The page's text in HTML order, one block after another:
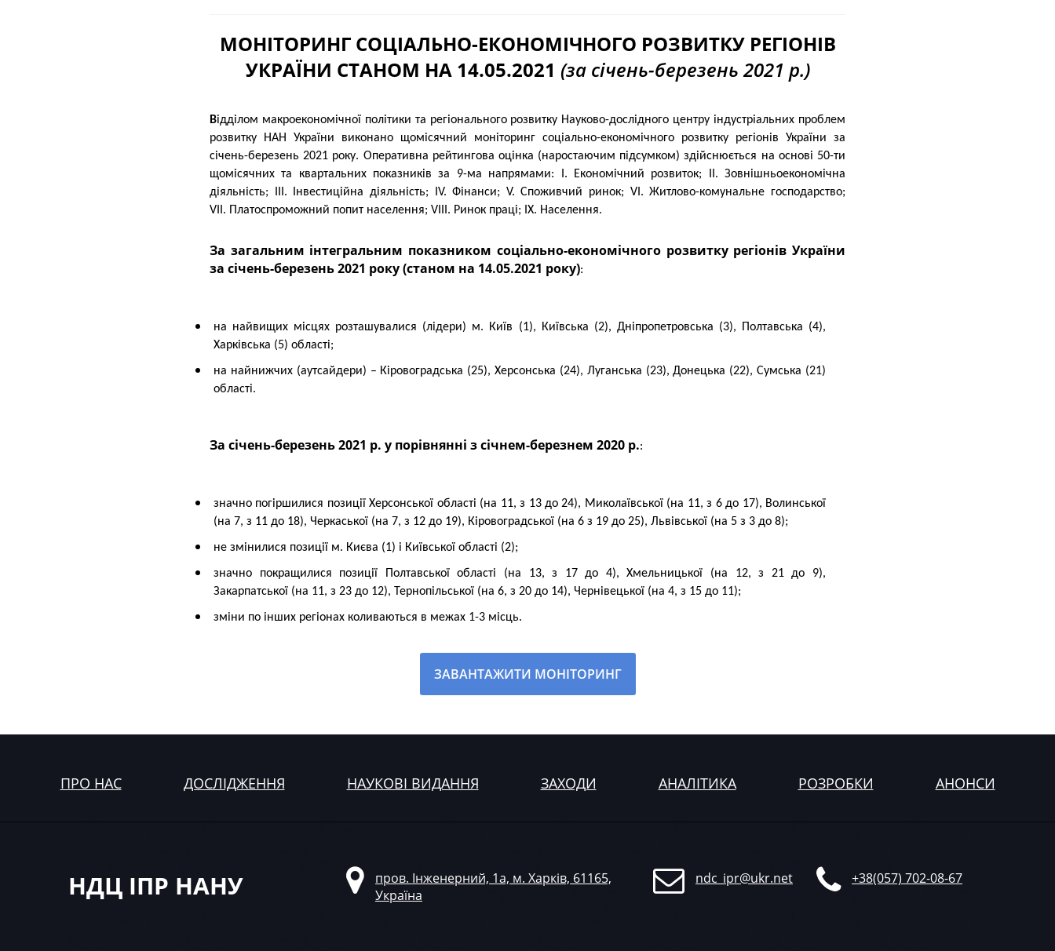
МОНІТОРИНГ СОЦІАЛЬНО-ЕКОНОМІЧНОГО РОЗВИТКУ РЕГІОНІВ
УКРАЇНИ СТАНОМ НА 14.05.2021 (за січень-березень 2021 р.)
Відділом макроекономічної політики та регіонального розвитку Науково-дослідного центру індустріальних проблем
розвитку НАН України виконано щомісячний моніторинг соціально-економічного розвитку регіонів України за
січень-березень 2021 року. Оперативна рейтингова оцінка (наростаючим підсумком) здійснюється на основі 50-ти
щомісячних та квартальних показників за 9-ма напрямами: I. Економічний розвиток; II. Зовнішньоекономічна
діяльність; III. Інвестиційна діяльність; IV. Фінанси; V. Споживчий ринок; VI. Житлово-комунальне господарство;
VII. Платоспроможний попит населення; VIII. Ринок праці; IX. Населення.
За загальним інтегральним показником соціально-економічного розвитку регіонів України
за січень-березень 2021 року (станом на 14.05.2021 року):
на найвищих місцях розташувалися (лідери) м. Київ (1), Київська (2), Дніпропетровська (3), Полтавська (4),
Харківська (5) області;
на найнижчих (аутсайдери) – Кіровоградська (25), Херсонська (24), Луганська (23), Донецька (22), Сумська (21)
області.
За січень-березень 2021 р. у порівнянні з січнем-березнем 2020 р.:
значно погіршилися позиції Херсонської області (на 11, з 13 до 24), Миколаївської (на 11, з 6 до 17), Волинської
(на 7, з 11 до 18), Черкаської (на 7, з 12 до 19), Кіровоградської (на 6 з 19 до 25), Львівської (на 5 з 3 до 8);
не змінилися позиції м. Києва (1) і Київської області (2);
значно покращилися позиції Полтавської області (на 13, з 17 до 4), Хмельницької (на 12, з 21 до 9),
Закарпатської (на 11, з 23 до 12), Тернопільської (на 6, з 20 до 14), Чернівецької (на 4, з 15 до 11);
зміни по інших регіонах коливаються в межах 1-3 місць.
ЗАВАНТАЖИТИ МОНІТОРИНГ
ПРО НАС ДОСЛІДЖЕННЯ НАУКОВІ ВИДАННЯ ЗАХОДИ АНАЛІТИКА РОЗРОБКИ АНОНСИ
НДЦ ІПР НАНУ
пров. Інженерний, 1а, м. Харків, 61165,
Україна
ndc_ipr@ukr.net +38(057) 702-08-67